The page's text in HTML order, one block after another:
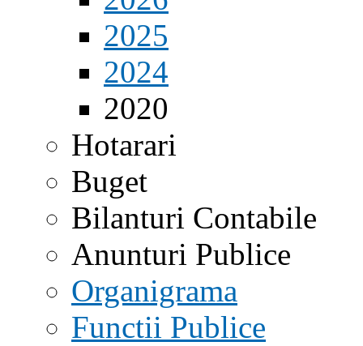
2025
2024
2020
Hotarari
Buget
Bilanturi Contabile
Anunturi Publice
Organigrama
Functii Publice